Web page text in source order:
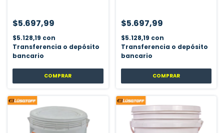
$5.697,99
$5.128,19 con
Transferencia o depósito
bancario
$5.697,99
$5.128,19 con
Transferencia o depósito
bancario